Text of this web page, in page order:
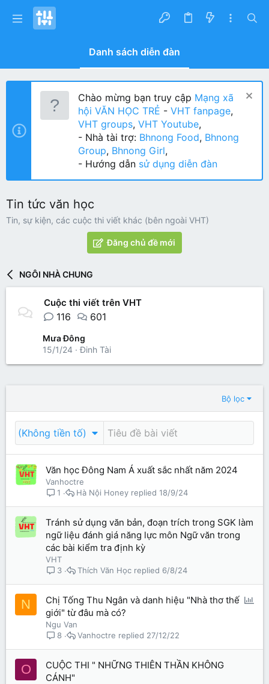
Danh sách diễn đàn
Chào mừng bạn truy cập Mạng xã
hội VĂN HỌC TRẺ - VHT fanpage,
VHT groups, VHT Youtube,
- Nhà tài trợ: Bhnong Food, Bhnong
Group, Bhnong Girl,
- Hướng dẫn sử dụng diễn đàn
Tin tức văn học
Tin, sự kiện, các cuộc thi viết khác (bên ngoài VHT)
Đăng chủ đề mới
NGÔI NHÀ CHUNG
Cuộc thi viết trên VHT
116 601
Mưa Đông
15/1/24
Đinh Tài
Bộ lọc
(Không tiền tố)
Văn học Đông Nam Á xuất sắc nhất năm 2024
Vanhoctre
1
18/9/24
Hà Nội Honey
Tránh sử dụng văn bản, đoạn trích trong SGK làm
ngữ liệu đánh giá năng lực môn Ngữ văn trong
các bài kiểm tra định kỳ
VHT
3
6/8/24
Thích Văn Học
N
P
Chị Tống Thu Ngân và danh hiệu "Nhà thơ thế
giới" từ đâu mà có?
Ngu Van
8
27/12/22
Vanhoctre
O
CUỘC THI " NHỮNG THIÊN THẦN KHÔNG
CÁNH"